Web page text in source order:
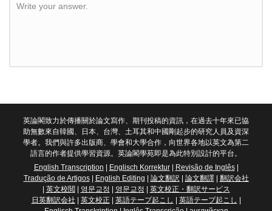
Write your answer.
英論閣致力於傳播關於論文寫作、期刊投稿的資訊，在過去十年來已協
助無數來自韓國、日本、台灣、土耳其和中國剛起步的研究人員及資深
學者。我們與許多出版商、學會和大學合作，向世界各地以英文為第二
語言的作者提供學習資源。英論閣學苑即是為此特別設計的平台。
English Transcription
Englisch Korrektur| Revisão de Inglês|
Tradução de Artigos| English Editing 論文翻訳 論文翻譯
翻訳会社
英文校閲 영문교정 영문교정
英文校正・翻訳サービス
日英翻訳会社
英文校正 英語テープ起こし 英語テープ起こし